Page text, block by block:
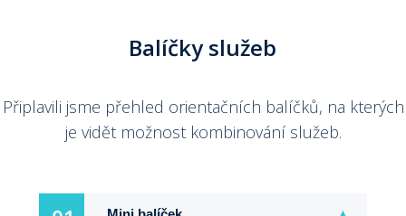
Balíčky služeb
Připlavili jsme přehled orientačních balíčků, na kterých
je vidět možnost kombinování služeb.